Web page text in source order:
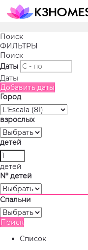
Поиск
ФИЛЬТРЫ
Поиск
Даты
Даты
Добавить даты
Город
взрослых
детей
детей
Nº детей
Спальни
Поиск
Список